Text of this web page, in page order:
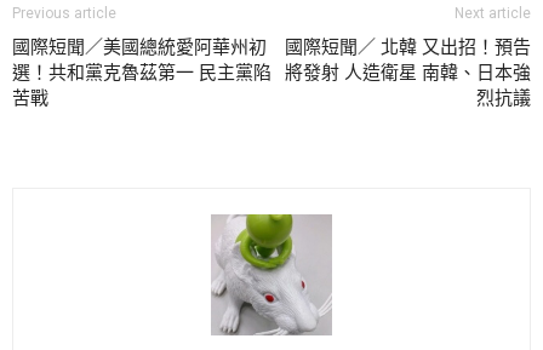
Previous article
國際短聞／美國總統愛阿華州初
選！共和黨克魯茲第一 民主黨陷
苦戰
Next article
國際短聞／ 北韓 又出招！預告
將發射 人造衛星 南韓、日本強
烈抗議